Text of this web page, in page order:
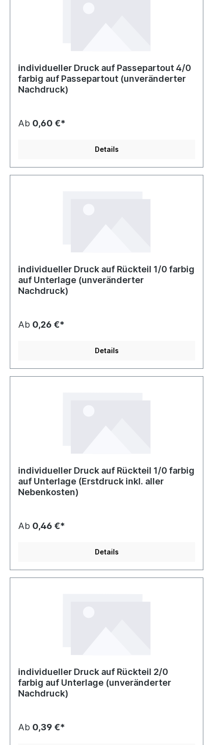
individueller Druck auf Passepartout 4/0
farbig auf Passepartout (unveränderter
Nachdruck)
Ab 0,60 €*
Details
individueller Druck auf Rückteil 1/0 farbig
auf Unterlage (unveränderter
Nachdruck)
Ab 0,26 €*
Details
individueller Druck auf Rückteil 1/0 farbig
auf Unterlage (Erstdruck inkl. aller
Nebenkosten)
Ab 0,46 €*
Details
individueller Druck auf Rückteil 2/0
farbig auf Unterlage (unveränderter
Nachdruck)
Ab 0,39 €*